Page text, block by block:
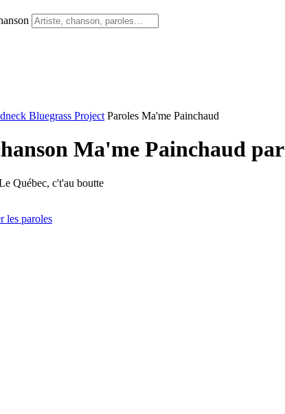
Bluegrass Project Paroles Ma'me Painchaud
Ma'me Painchaud par
Québec, c't'au boutte
les paroles